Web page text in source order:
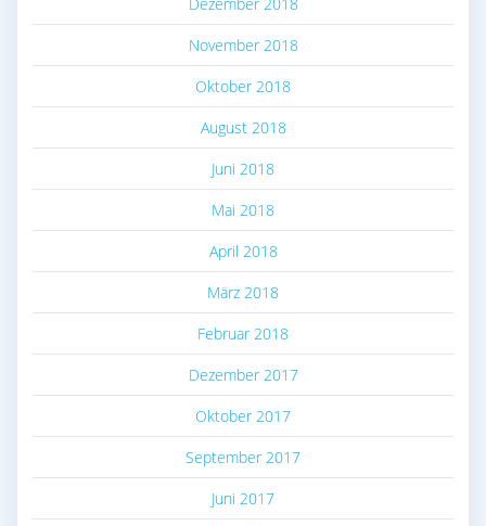
Dezember 2018
November 2018
Oktober 2018
August 2018
Juni 2018
Mai 2018
April 2018
März 2018
Februar 2018
Dezember 2017
Oktober 2017
September 2017
Juni 2017